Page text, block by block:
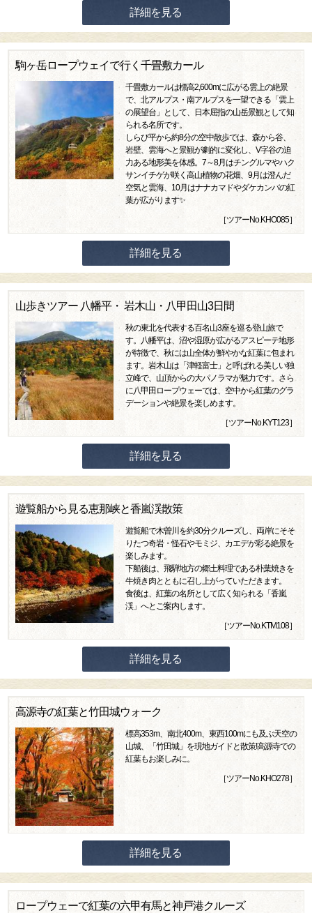
詳細を見る
駒ヶ岳ロープウェイで行く千畳敷カール
千畳敷カールは標高2,600mに広がる雲上の絶景
で、北アルプス・南アルプスを一望できる「雲上
の展望台」として、日本屈指の山岳景観として知
られる名所です。
しらび平から約8分の空中散歩では、森から谷、
岩壁、雲海へと景観が劇的に変化し、V字谷の迫
力ある地形美を体感。7～8月はチングルマやハク
サンイチゲが咲く高山植物の花畑、9月は澄んだ
空気と雲海、10月はナナカマドやダケカンバの紅
葉が広がります✨
［ツアーNo.KHO085］
詳細を見る
山歩きツアー 八幡平・ 岩木山・八甲田山3日間
秋の東北を代表する百名山3座を巡る登山旅で
す。八幡平は、沼や湿原が広がるアスピーテ地形
が特徴で、秋には山全体が鮮やかな紅葉に包まれ
ます。岩木山は「津軽富士」と呼ばれる美しい独
立峰で、山頂からの大パノラマが魅力です。さら
に八甲田ロープウェーでは、空中から紅葉のグラ
デーションや絶景を楽しめます。
［ツアーNo.KYT123］
詳細を見る
遊覧船から見る恵那峡と香嵐渓散策
遊覧船で木曽川を約30分クルーズし、両岸にそそ
りたつ奇岩・怪石やモミジ、カエデが彩る絶景を
楽しみます。
下船後は、飛騨地方の郷土料理である朴葉焼きを
牛焼き肉とともに召し上がっていただきます。
食後は、紅葉の名所として広く知られる「香嵐
渓」へとご案内します。
［ツアーNo.KTM108］
詳細を見る
高源寺の紅葉と竹田城ウォーク
標高353m、南北400m、東西100mにも及ぶ天空の
山城、「竹田城」を現地ガイドと散策!高源寺での
紅葉もお楽しみに。
［ツアーNo.KHO278］
詳細を見る
ロープウェーで紅葉の六甲有馬と神戸港クルーズ